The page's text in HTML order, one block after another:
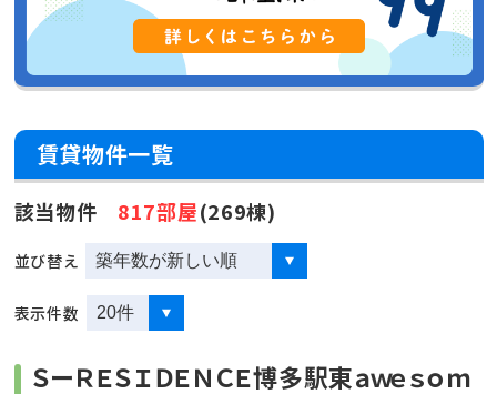
賃貸物件一覧
該当物件 817部屋(269棟)
並び替え
表示件数
ＳーＲＥＳＩＤＥＮＣＥ博多駅東ａｗｅｓｏｍ